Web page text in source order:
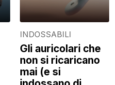
INDOSSABILI
Gli auricolari che
non si ricaricano
mai (e si